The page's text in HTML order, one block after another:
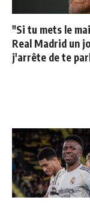
"Si tu mets le
Real Madrid un
j'arrête de te